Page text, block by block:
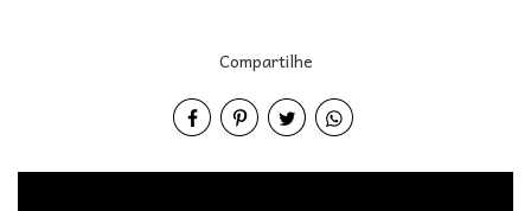
Compartilhe